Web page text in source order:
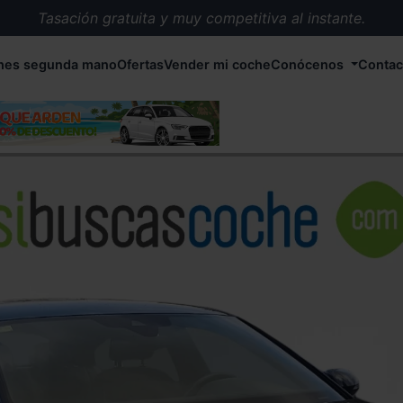
Tasación gratuita y muy competitiva al instante.
Más de 5.000 conductores satisfechos.
Buscamos el coche que tu quieras.
Recogemos tu coche en cualquier parte de España.
Compramos tu coche. Pago inmediato.
segunda manoOfertasVender mi cocheConócenos